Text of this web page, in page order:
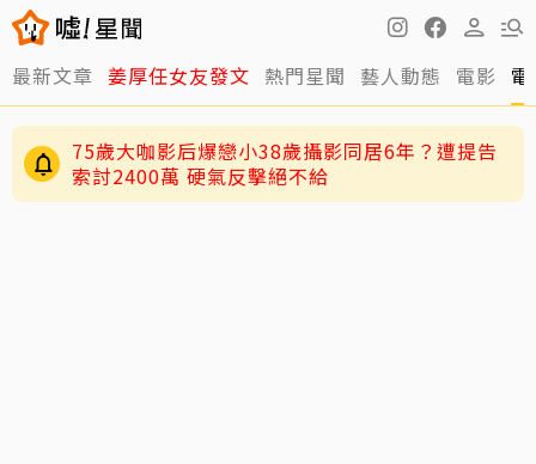
最新文章 姜厚任女友發文 熱門星聞 藝人動態 電影
75歲大咖影后爆戀小38歲攝影同居6年？遭提告
索討2400萬 硬氣反擊絕不給